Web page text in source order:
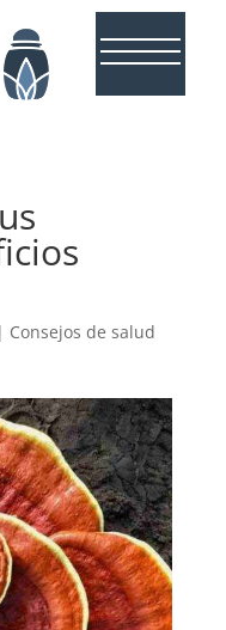
Consejos de salud